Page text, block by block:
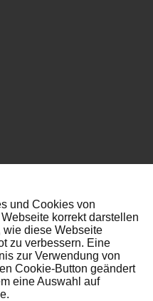
und Cookies von
korrekt darstellen
wie diese Webseite
zu verbessern. Eine
zur Verwendung von
Cookie-Button geändert
eine Auswahl auf